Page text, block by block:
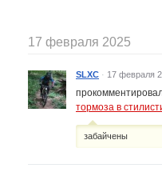
17 февраля 2025
SLXC · 17 февраля
тормоза в
забайчены